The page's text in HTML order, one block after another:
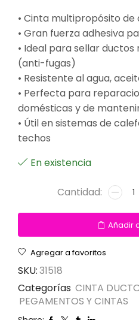
• Cinta multipropósito
• Gran fuerza adhesiva
• Ideal para sellar
(anti-fugas)
• Resistente al agua,
• Perfecta para
domésticas y de
• Útil en sistemas de
techos
En existencia
Añadir
Agregar a favoritos
SKU:31518
Categorías CINTA
PEGAMENTOS Y CINTAS